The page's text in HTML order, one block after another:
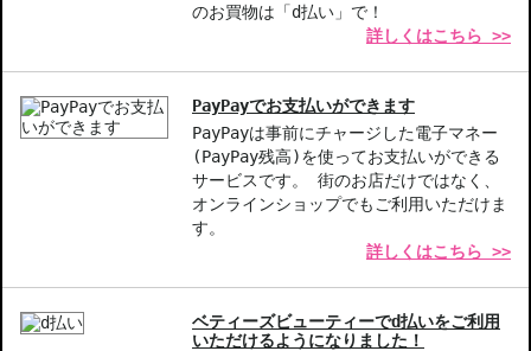
化粧水を使った後にさっぱりしたい方
ギフトとして特別なアイテムを探している方
商品番号：11214707
のお買物は「d払い」で！
詳しくはこちら >>
PayPayでお支払いができます
PayPayは事前にチャージした電子マネー
(PayPay残高)を使ってお支払いができる
サービスです。 街のお店だけではなく、
オンラインショップでもご利用いただけま
す。
詳しくはこちら >>
ベティーズビューティーでd払いをご利用
いただけるようになりました！